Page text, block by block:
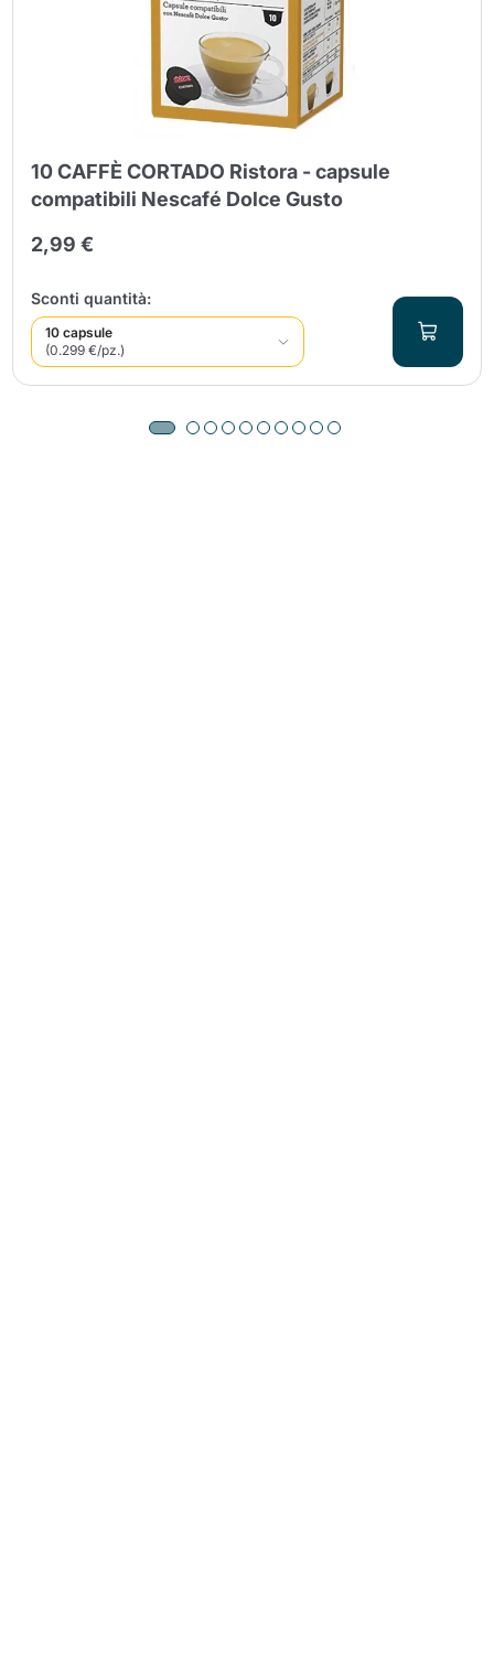
10 CAFFÈ CORTADO Ristora - capsule
compatibili Nescafé Dolce Gusto
2,99 €
Sconti quantità:
10 capsule
(0.299 €/pz.)